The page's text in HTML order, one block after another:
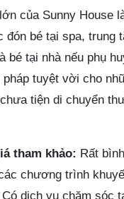
của Sunny House
đón bé tại spa, trung
bé tại nhà nếu phụ
tuyệt vời cho
tiện di chuyển
tham khảo: Rất
chương trình
Có dịch vụ chăm sóc